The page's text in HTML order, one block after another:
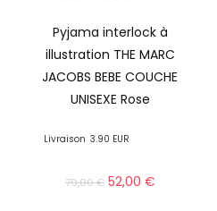
Pyjama interlock à
illustration THE MARC
JACOBS BEBE COUCHE
UNISEXE Rose
Livraison 3.90 EUR
79,00€ 52,00 €